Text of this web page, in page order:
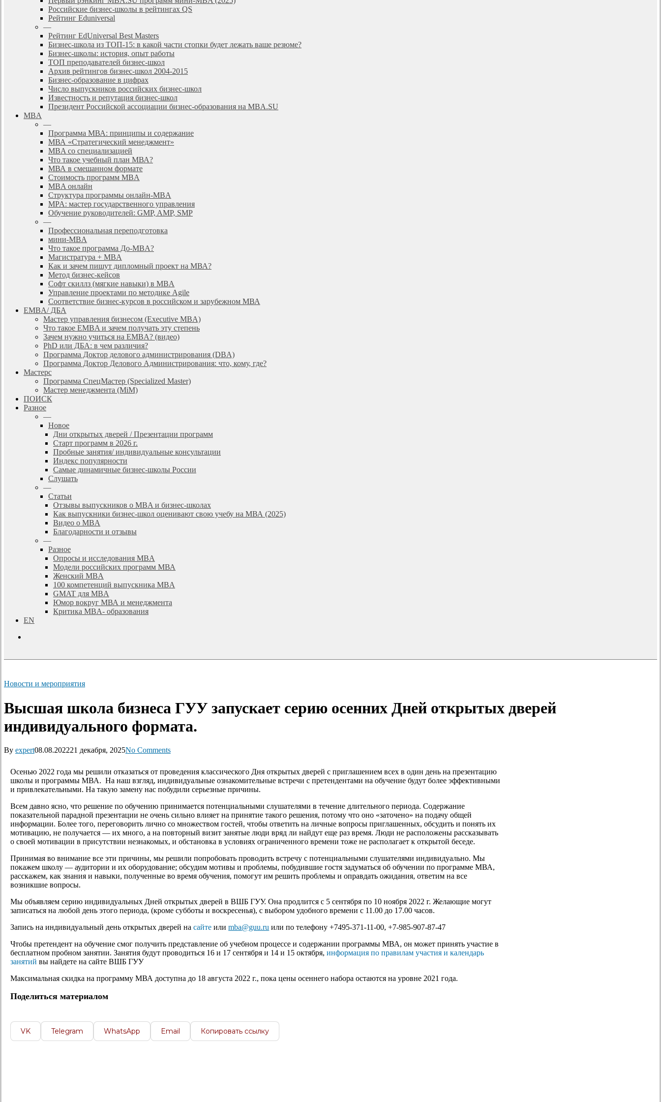
Российские бизнес-школы в рейтингах QS
Рейтинг Eduniversal
—
Рейтинг EdUniversal Best Masters
Бизнес-школа из ТОП-15: в какой части стопки будет лежать ваше резюме?
Бизнес-школы: история, опыт работы
ТОП преподавателей бизнес-школ
Архив рейтингов бизнес-школ 2004-2015
Бизнес-образование в цифрах
Число выпускников российских бизнес-школ
Известность и репутация бизнес-школ
Президент Российской ассоциации бизнес-образования на MBA.SU
MBA
—
Программа МВА: принципы и содержание
МВА «Cтратегический менеджмент»
MBA со специализацией
Что такое учебный план МВА?
МВА в смешанном формате
Стоимость программ MBA
MBA онлайн
Cтруктура программы онлайн-MBA
MPA: мастер государственного управления
Обучение руководителей: GMP, AMP, SMP
—
Профессиональная переподготовка
мини-MBA
Что такое программа До-MBA?
Магистратура + MBA
Как и зачем пишут дипломный проект на МВА?
Метод бизнес-кейсов
Софт скиллз (мягкие навыки) в MBA
Управление проектами по методике Agile
Соответствие бизнес-курсов в российском и зарубежном МВА
EMBA/ ДБA
Мастер управления бизнесом (Executive MBA)
Что такое EMBA и зачем получать эту степень
Зачем нужно учиться на EMBA? (видео)
PhD или ДБА: в чем различия?
Программа Доктор делового администрирования (DBА)
Программа Доктор Делового Администрирования: что, кому, где?
Мастерс
Программа СпецМастер (Specialized Master)
Мастер менеджмента (MiM)
ПОИСК
Разное
—
Новое
Дни открытых дверей / Презентации программ
Старт программ в 2026 г.
Пробные занятия/ индивидуальные консультации
Индекс популярности
Самые динамичные бизнес-школы России
Слушать
—
Статьи
Отзывы выпускников о MBA и бизнес-школах
Как выпускники бизнес-школ оценивают свою учебу на МВА (2025)
Видео о MBA
Благодарности и отзывы
—
Разное
Опросы и исследования MBA
Модели российских программ МВА
Женский MBA
100 компетенций выпускника MBA
GMAT для MBA
Юмор вокруг МВА и менеджмента
Критика MBA- образования
EN
Новости и мероприятия
Высшая школа бизнеса ГУУ запускает серию осенних Дней открытых дверей
индивидуального формата.
By expert08.08.202221 декабря, 2025No Comments
Осенью 2022 года мы решили отказаться от проведения классического Дня открытых дверей с приглашением всех в один день на презентацию
школы и программы МВА. На наш взгляд, индивидуальные ознакомительные встречи с претендентами на обучение будут более эффективными
и привлекательными. На такую замену нас побудили серьезные причины.
Всем давно ясно, что решение по обучению принимается потенциальными слушателями в течение длительного периода. Содержание
показательной парадной презентации не очень сильно влияет на принятие такого решения, потому что оно «заточено» на подачу общей
информации. Более того, переговорить лично со множеством гостей, чтобы ответить на личные вопросы приглашенных, обсудить и понять их
мотивацию, не получается — их много, а на повторный визит занятые люди вряд ли найдут еще раз время. Люди не расположены рассказывать
о своей мотивации в присутствии незнакомых, и обстановка в условиях ограниченного времени тоже не располагает к открытой беседе.
Принимая во внимание все эти причины, мы решили попробовать проводить встречу с потенциальными слушателями индивидуально. Мы
покажем школу — аудитории и их оборудование; обсудим мотивы и проблемы, побудившие гостя задуматься об обучении по программе МВА,
расскажем, как знания и навыки, полученные во время обучения, помогут им решить проблемы и оправдать ожидания, ответим на все
возникшие вопросы.
Мы объявляем серию индивидуальных Дней открытых дверей в ВШБ ГУУ. Она продлится с 5 сентября по 10 ноября 2022 г. Желающие могут
записаться на любой день этого периода, (кроме субботы и воскресенья), с выбором удобного времени с 11.00 до 17.00 часов.
Запись на индивидуальный день открытых дверей насайте илиmba@guu.ru или по телефону +7495-371-11-00, +7-985-907-87-47
Чтобы претендент на обучение смог получить представление об учебном процессе и содержании программы МВА, он может принять участие в
бесплатном пробном занятии. Занятия будут проводиться 16 и 17 сентября и 14 и 15 октября,информация по правилам участия и календарь
занятий вы найдете на сайте ВШБ ГУУ
Максимальная скидка на программу МВА доступна до 18 августа 2022 г., пока цены осеннего набора остаются на уровне 2021 года.
Поделиться материалом
VK Telegram WhatsApp Email Копировать ссылку